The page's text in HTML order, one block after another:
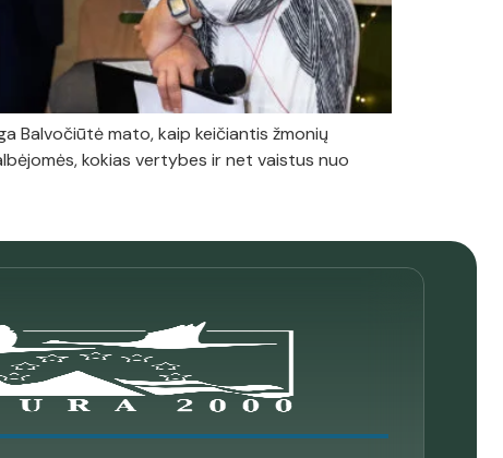
Balvočiūtė mato, kaip keičiantis žmonių
kokias vertybes ir net vaistus nuo